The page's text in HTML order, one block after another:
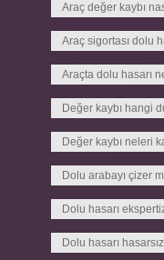
Araç değer kaybı
Araç sigortası dolu
Araçta dolu hasarı
Değer kaybı hangi
Değer kaybı neleri
Dolu arabayı çizer
Dolu hasarı
Dolu hasarı